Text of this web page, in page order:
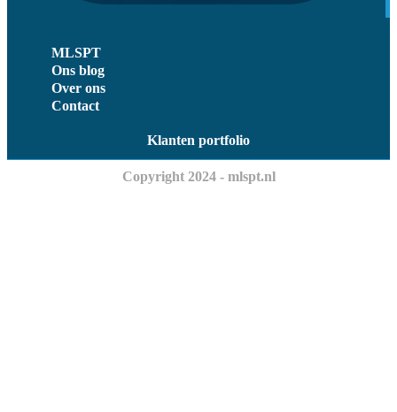
MLSPT
Ons blog
Over ons
Contact
Klanten portfolio
Copyright 2024 - mlspt.nl